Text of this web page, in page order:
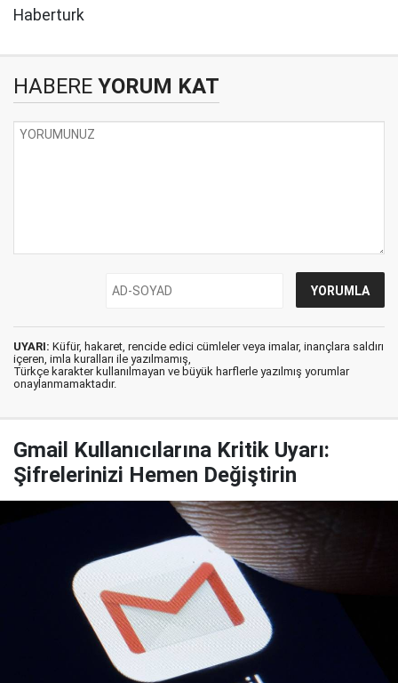
Haberturk
HABERE YORUM KAT
UYARI: Küfür, hakaret, rencide edici cümleler veya imalar, inançlara saldırı
içeren, imla kuralları ile yazılmamış,
Türkçe karakter kullanılmayan ve büyük harflerle yazılmış yorumlar
onaylanmamaktadır.
Gmail Kullanıcılarına Kritik Uyarı:
Şifrelerinizi Hemen Değiştirin